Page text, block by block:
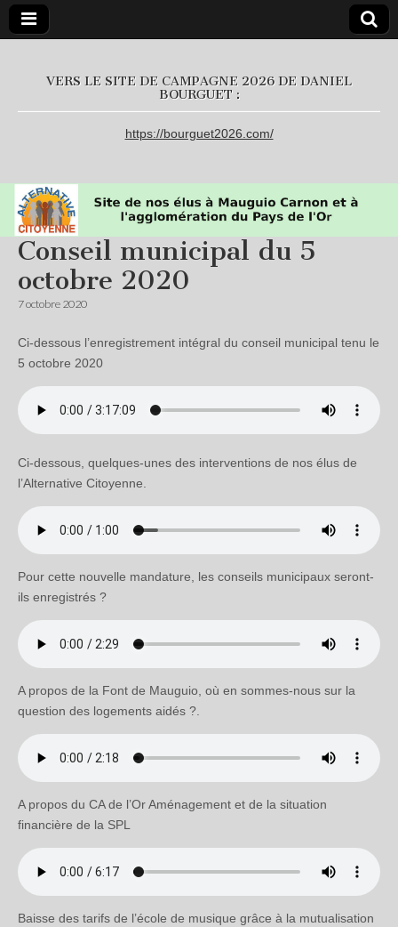
L'Alternative
Citoyenne
VERS LE SITE DE CAMPAGNE 2026 DE DANIEL
BOURGUET :
https://bourguet2026.com/
Conseil municipal du 5
octobre 2020
7 octobre 2020
Ci-dessous l’enregistrement intégral du conseil municipal tenu le
5 octobre 2020
Ci-dessous, quelques-unes des interventions de nos élus de
l’Alternative Citoyenne.
Pour cette nouvelle mandature, les conseils municipaux seront-
ils enregistrés ?
A propos de la Font de Mauguio, où en sommes-nous sur la
question des logements aidés ?.
A propos du CA de l’Or Aménagement et de la situation
financière de la SPL
Baisse des tarifs de l’école de musique grâce à la mutualisation